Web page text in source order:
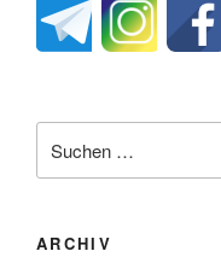
nach:
ARCHIV